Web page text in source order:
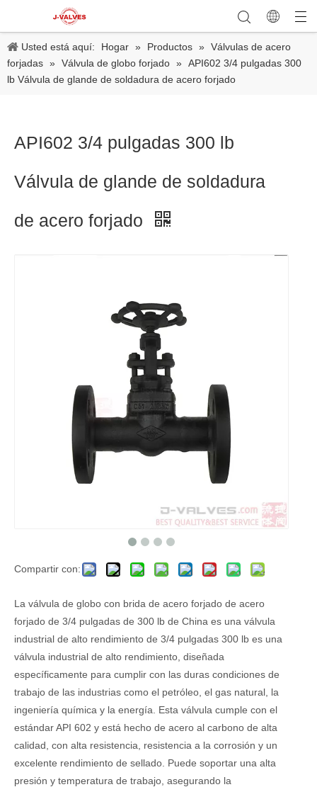
Usted está aquí: Hogar » Productos » Válvulas de acero
forjadas » Válvula de globo forjado » API602 3/4 pulgadas 300
lb Válvula de glande de soldadura de acero forjado
API602 3/4 pulgadas 300 lb
Válvula de glande de soldadura
de acero forjado
Compartir con:
La válvula de globo con brida de acero forjado de acero
forjado de 3/4 pulgadas de 300 lb de China es una válvula
industrial de alto rendimiento de 3/4 pulgadas 300 lb es una
válvula industrial de alto rendimiento, diseñada
específicamente para cumplir con las duras condiciones de
trabajo de las industrias como el petróleo, el gas natural, la
ingeniería química y la energía. Esta válvula cumple con el
estándar API 602 y está hecho de acero al carbono de alta
calidad, con alta resistencia, resistencia a la corrosión y un
excelente rendimiento de sellado. Puede soportar una alta
presión y temperatura de trabajo, asegurando la